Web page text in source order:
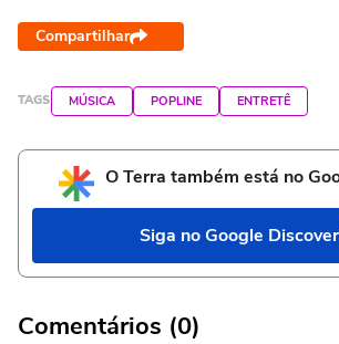
Compartilhar
TAGS MÚSICA POPLINE ENTRETÊ
O Terra também está no
Siga no Google Discover
Comentários (0)